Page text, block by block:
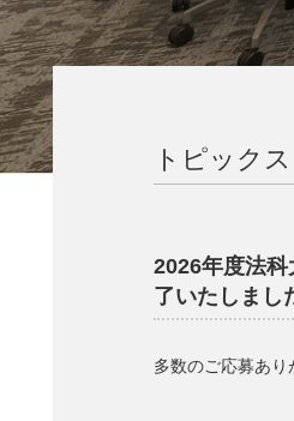
トピックス
2026年度法
了いたしまし
多数のご応募あり